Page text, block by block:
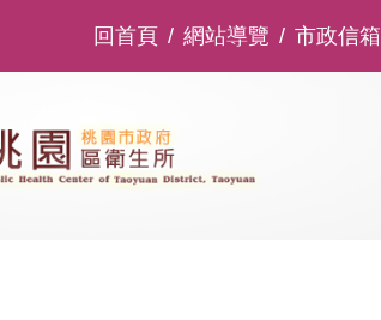
回首頁 網站導覽 市政信箱